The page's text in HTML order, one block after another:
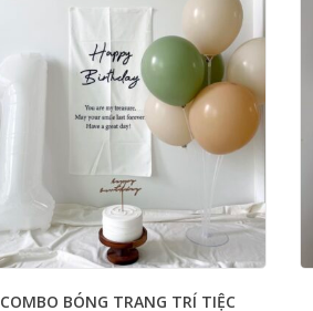
COMBO BÓNG TRANG TRÍ TIỆC